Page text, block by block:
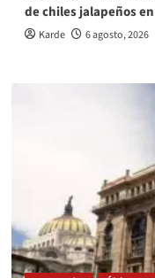
de chiles jalapeños
Karde 6 agosto, 2026